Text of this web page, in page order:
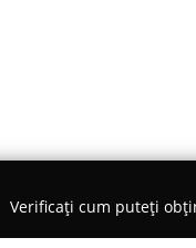
Verificați cum puteți